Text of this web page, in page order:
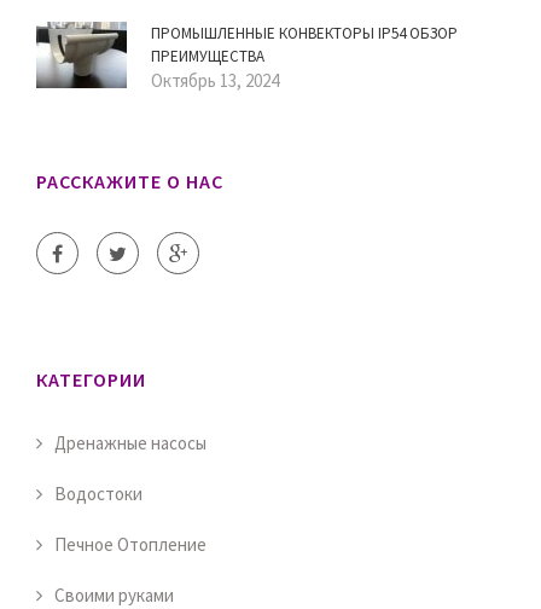
ПРОМЫШЛЕННЫЕ КОНВЕКТОРЫ IP54 ОБЗОР
ПРЕИМУЩЕСТВА
Октябрь 13, 2024
РАССКАЖИТЕ О НАС
КАТЕГОРИИ
Дренажные насосы
Водостоки
Печное Отопление
Своими руками